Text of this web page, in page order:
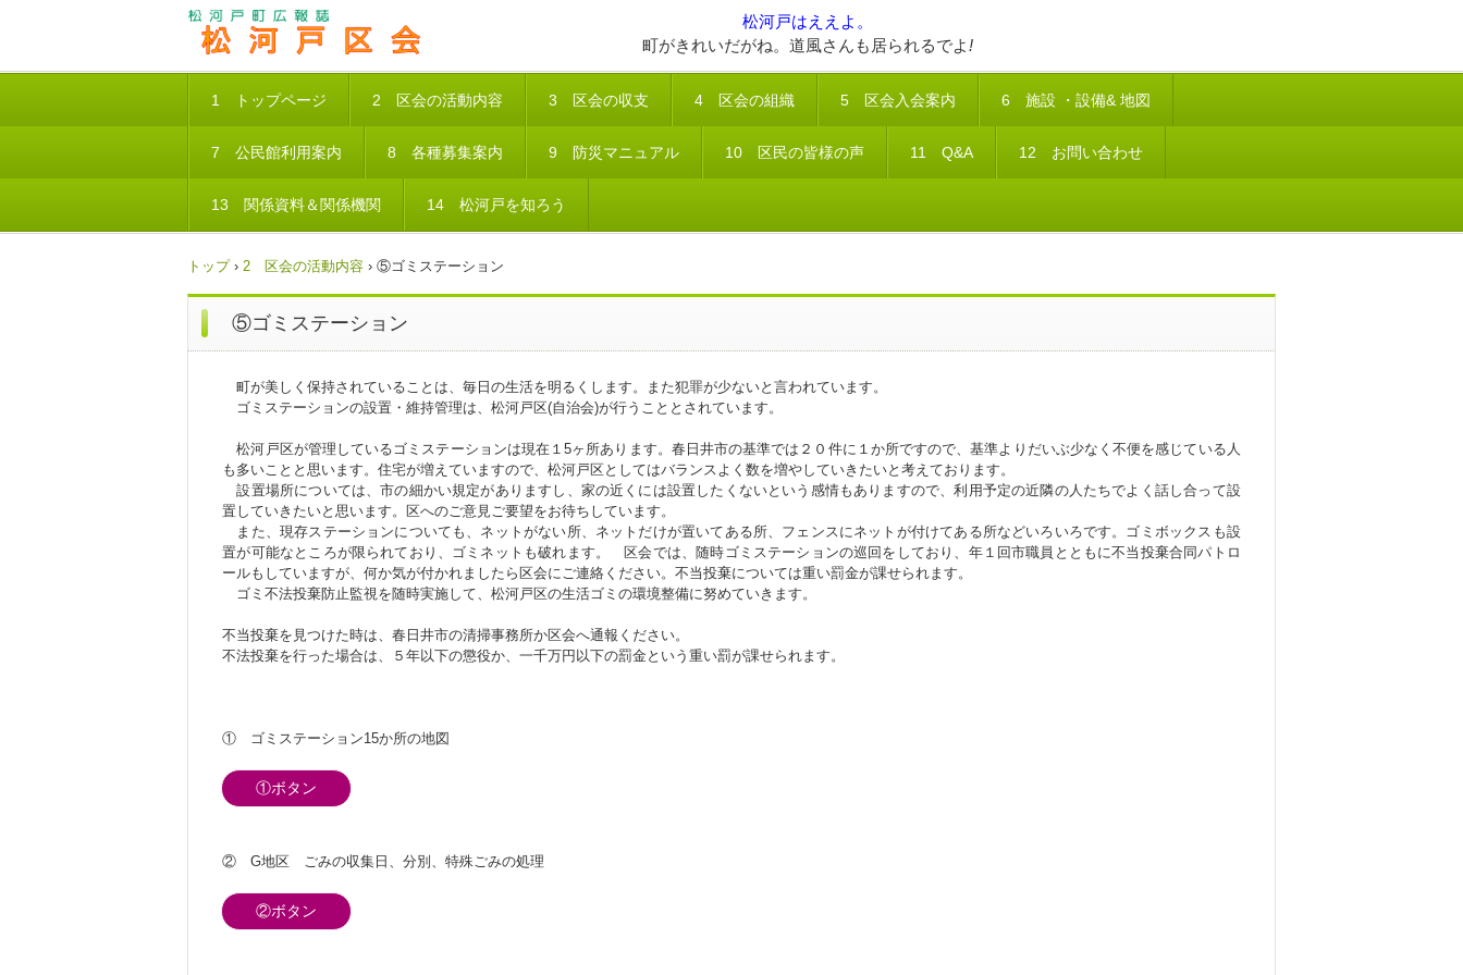
松河戸はええよ。
町がきれいだがね。道風さんも居られるでよ!
1 トップページ 2 区会の活動内容 3 区会の収支 4 区会の組織 5 区会入会案内 6 施設 ・設備& 地図
7 公民館利用案内 8 各種募集案内 9 防災マニュアル 10 区民の皆様の声 11 Q&A 12 お問い合わせ
13 関係資料＆関係機関 14 松河戸を知ろう
トップ › 2 区会の活動内容 › ⑤ゴミステーション
⑤ゴミステーション
町が美しく保持されていることは、毎日の生活を明るくします。また犯罪が少ないと言われています。
ゴミステーションの設置・維持管理は、松河戸区(自治会)が行うこととされています。
松河戸区が管理しているゴミステーションは現在１5ヶ所あります。春日井市の基準では２０件に１か所ですので、基準よりだいぶ少なく不便を感じている人
も多いことと思います。住宅が増えていますので、松河戸区としてはバランスよく数を増やしていきたいと考えております。
設置場所については、市の細かい規定がありますし、家の近くには設置したくないという感情もありますので、利用予定の近隣の人たちでよく話し合って設
置していきたいと思います。区へのご意見ご要望をお待ちしています。
また、現存ステーションについても、ネットがない所、ネットだけが置いてある所、フェンスにネットが付けてある所などいろいろです。ゴミボックスも設
置が可能なところが限られており、ゴミネットも破れます。 区会では、随時ゴミステーションの巡回をしており、年１回市職員とともに不当投棄合同パトロ
ールもしていますが、何か気が付かれましたら区会にご連絡ください。不当投棄については重い罰金が課せられます。
ゴミ不法投棄防止監視を随時実施して、松河戸区の生活ゴミの環境整備に努めていきます。
不当投棄を見つけた時は、春日井市の清掃事務所か区会へ通報ください。
不法投棄を行った場合は、５年以下の懲役か、一千万円以下の罰金という重い罰が課せられます。
① ゴミステーション15か所の地図
①ボタン
② G地区 ごみの収集日、分別、特殊ごみの処理
②ボタン